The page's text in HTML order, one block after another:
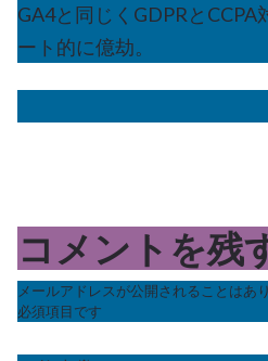
GA4と同じくGDPRと
ート的に億劫。
コメントを残
メールアドレスが公開されることはあ
必須項目です